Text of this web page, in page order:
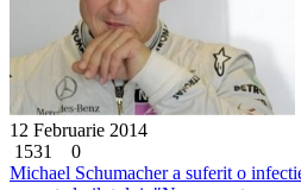
12 Februarie 2014
1531
0
Michael Schumacher a suferit o